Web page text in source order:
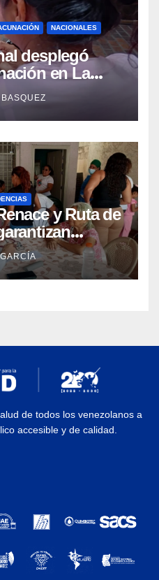
NACIONALES
desplegó
en La
protección
y Ruta de
en
de todos los venezolanos a
accesible y de calidad.